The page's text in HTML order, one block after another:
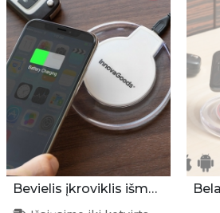
Bevielis įkroviklis išmaniesiems